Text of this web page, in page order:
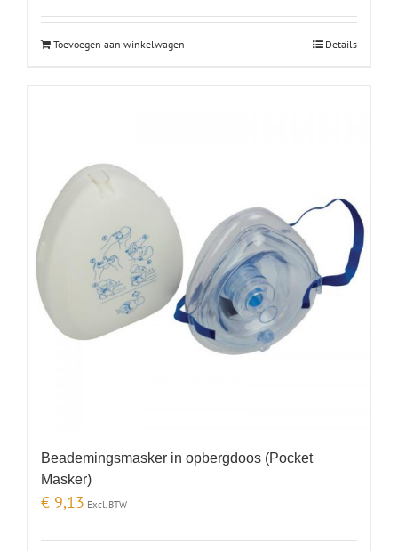
Toevoegen aan winkelwagen Details
Beademingsmasker in opbergdoos (Pocket
Masker)
€ 9,13 Excl. BTW